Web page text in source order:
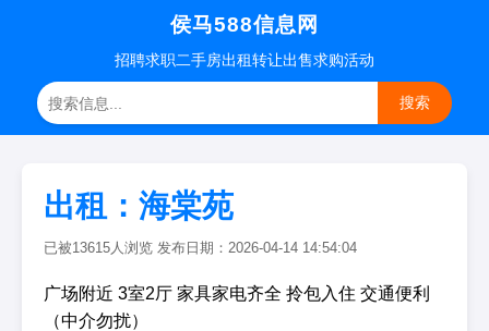
侯马588信息网
招聘求职二手房出租转让出售求购活动
搜索
出租：海棠苑
已被13615人浏览 发布日期：2026-04-14 14:54:04
广场附近 3室2厅 家具家电齐全 拎包入住 交通便利
（中介勿扰）